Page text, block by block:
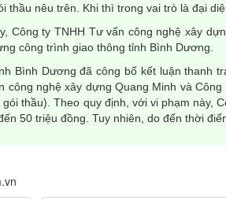
thầu nêu trên. Khi thì trong vai trò là đại
Công ty TNHH Tư vấn công nghệ xây
công trình giao thông tỉnh Bình Dương.
Bình Dương đã công bố kết luận thanh
công nghệ xây dựng Quang Minh và
thầu). Theo quy định, với vi phạm này,
50 triệu đồng. Tuy nhiên, do đến thời